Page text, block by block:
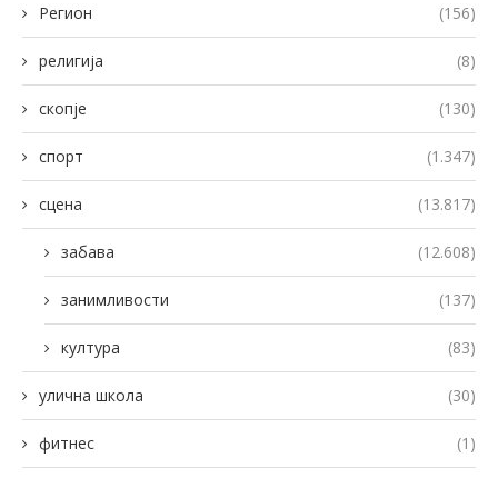
Регион (156)
религија (8)
скопје (130)
спорт (1.347)
сцена (13.817)
забава (12.608)
занимливости (137)
култура (83)
улична школа (30)
фитнес (1)